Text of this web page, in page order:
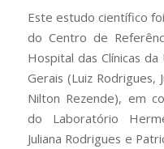
Este estudo científico
do Centro de
Hospital das Clínicas
Gerais (Luiz Rodrigues,
Nilton Rezende), em
do Laboratório
Juliana Rodrigues e